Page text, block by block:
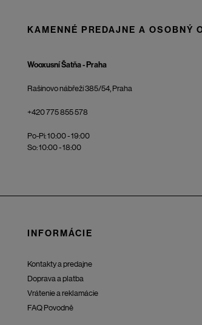
KAMENNÉ PREDAJNE A OSOBNÝ
Wooxusní Šatňa - Praha
Rašínovo nábřeží 385/54, Praha
+420 775 855 578
Po-Pi: 10:00 - 19:00
So: 10:00 - 18:00
INFORMÁCIE
Kontakty a predajne
Doprava a platba
Vrátenie a reklamácie
FAQ Povodně